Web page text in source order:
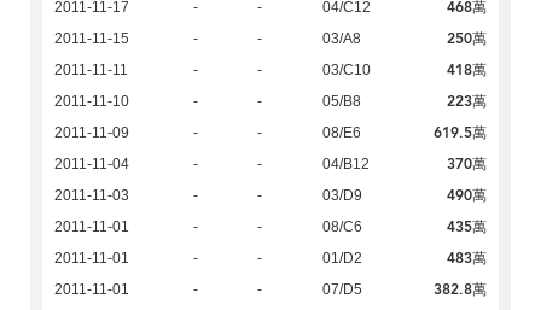
2011-11-17 - - 04/C12 468萬
2011-11-15 - - 03/A8 250萬
2011-11-11 - - 03/C10 418萬
2011-11-10 - - 05/B8 223萬
2011-11-09 - - 08/E6 619.5萬
2011-11-04 - - 04/B12 370萬
2011-11-03 - - 03/D9 490萬
2011-11-01 - - 08/C6 435萬
2011-11-01 - - 01/D2 483萬
2011-11-01 - - 07/D5 382.8萬